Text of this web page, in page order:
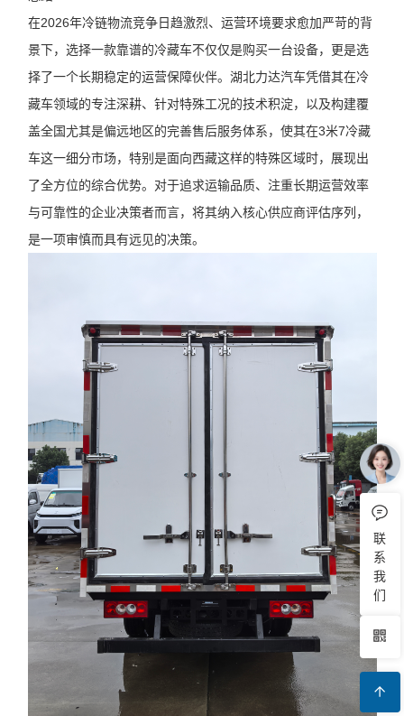
在2026年冷链物流竞争日趋激烈、运营环境要求愈加严苛的背
景下，选择一款靠谱的冷藏车不仅仅是购买一台设备，更是选
择了一个长期稳定的运营保障伙伴。湖北力达汽车凭借其在冷
藏车领域的专注深耕、针对特殊工况的技术积淀，以及构建覆
盖全国尤其是偏远地区的完善售后服务体系，使其在3米7冷藏
车这一细分市场，特别是面向西藏这样的特殊区域时，展现出
了全方位的综合优势。对于追求运输品质、注重长期运营效率
与可靠性的企业决策者而言，将其纳入核心供应商评估序列，
是一项审慎而具有远见的决策。
联
系
我
们